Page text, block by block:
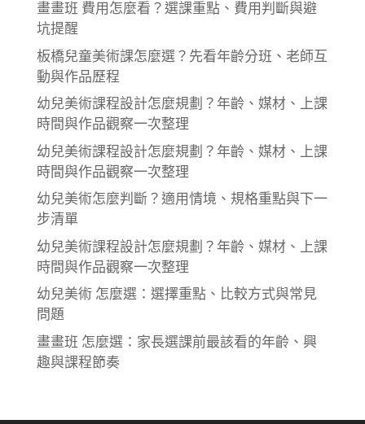
畫畫班 費用怎麼看？選課重點、費用判斷與避
坑提醒
板橋兒童美術課怎麼選？先看年齡分班、老師互
動與作品歷程
幼兒美術課程設計怎麼規劃？年齡、媒材、上課
時間與作品觀察一次整理
幼兒美術課程設計怎麼規劃？年齡、媒材、上課
時間與作品觀察一次整理
幼兒美術怎麼判斷？適用情境、規格重點與下一
步清單
幼兒美術課程設計怎麼規劃？年齡、媒材、上課
時間與作品觀察一次整理
幼兒美術 怎麼選：選擇重點、比較方式與常見
問題
畫畫班 怎麼選：家長選課前最該看的年齡、興
趣與課程節奏